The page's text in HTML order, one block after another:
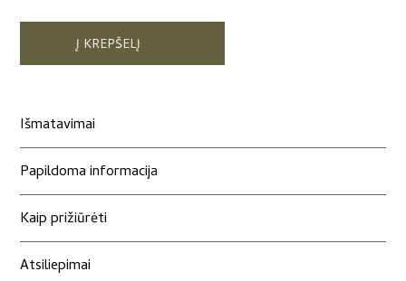
Į KREPŠELĮ
Išmatavimai
Papildoma informacija
Kaip prižiūrėti
Atsiliepimai